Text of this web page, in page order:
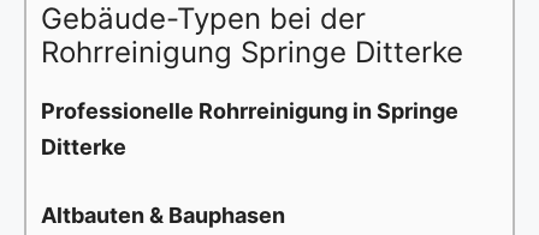
Gebäude-Typen bei der
Rohrreinigung Springe Ditterke
Professionelle Rohrreinigung in Springe
Ditterke
Altbauten & Bauphasen